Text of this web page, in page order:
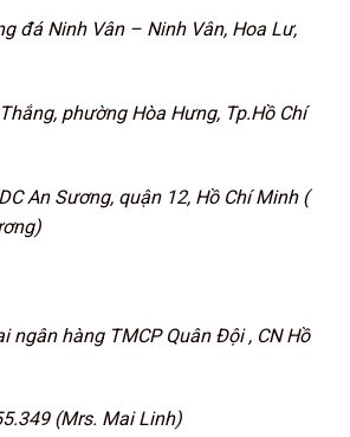
đá Ninh Vân – Ninh Vân, Hoa Lư,
phường Hòa Hưng, Tp.Hồ Chí
An Sương, quận 12, Hồ Chí Minh (
ngân hàng TMCP Quân Đội , CN Hồ
(Mrs. Mai Linh)